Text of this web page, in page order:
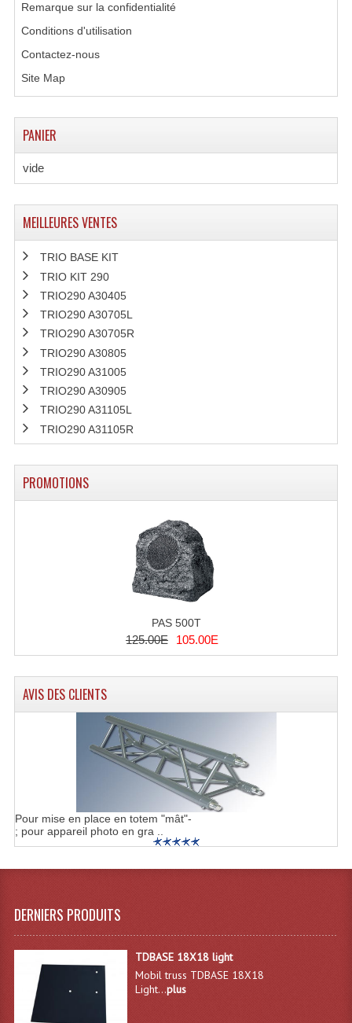
Remarque sur la confidentialité
Conditions d'utilisation
Contactez-nous
Site Map
PANIER
vide
MEILLEURES VENTES
TRIO BASE KIT
TRIO KIT 290
TRIO290 A30405
TRIO290 A30705L
TRIO290 A30705R
TRIO290 A30805
TRIO290 A31005
TRIO290 A30905
TRIO290 A31105L
TRIO290 A31105R
PROMOTIONS
PAS 500T
125.00E 105.00E
AVIS DES CLIENTS
Pour mise en place en totem "mât"-
; pour appareil photo en gra ..
DERNIERS PRODUITS
TDBASE 18X18 light
Mobil truss TDBASE 18X18
Light...plus